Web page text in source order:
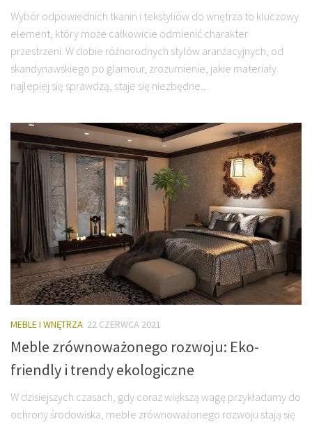
Wybór odpowiednich tkanin i tekstyliów do wnętrza to kluczowy
element, który może całkowicie odmienić charakter
przestrzeni. W dobie różnorodnych stylów aranżacyjnych, od
skandynawskiego po glamour, zrozumienie, jakie materiały
najlepiej się sprawdzą, staje się niezbędne....
MEBLE I WNĘTRZA 22 CZERWCA 2021
Meble zrównoważonego rozwoju: Eko-
friendly i trendy ekologiczne
W dzisiejszych czasach, gdy coraz większą wagę przykładamy do
ochrony środowiska, meble zrównoważonego rozwoju stają się